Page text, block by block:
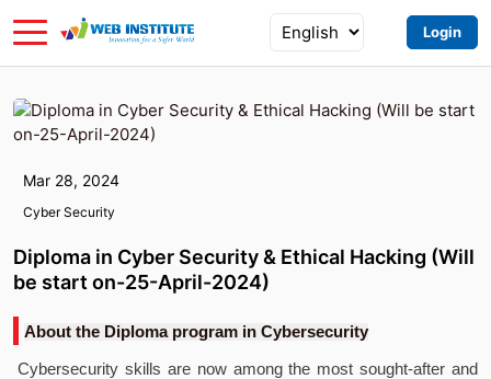
Login
Mar 28, 2024
Cyber Security
Diploma in Cyber Security & Ethical Hacking (Will
be start on-25-April-2024)
About the Diploma program in Cybersecurity
Cybersecurity skills are now among the most sought-after and